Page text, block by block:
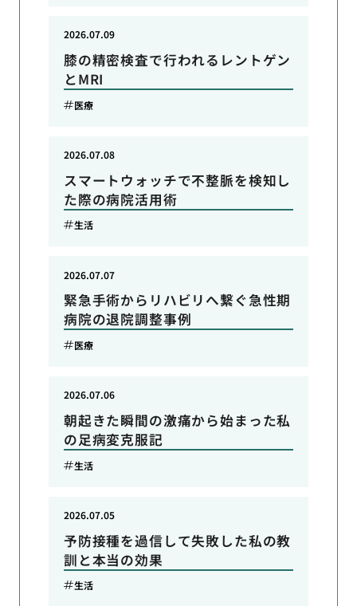
膝の精密検査で行われるレントゲン
とMRI
2026.07.09
医療
スマートウォッチで不整脈を検知し
た際の病院活用術
2026.07.08
生活
緊急手術からリハビリへ繋ぐ急性期
病院の退院調整事例
2026.07.07
医療
朝起きた瞬間の激痛から始まった私
の足病変克服記
2026.07.06
生活
予防接種を過信して失敗した私の教
訓と本当の効果
2026.07.05
生活